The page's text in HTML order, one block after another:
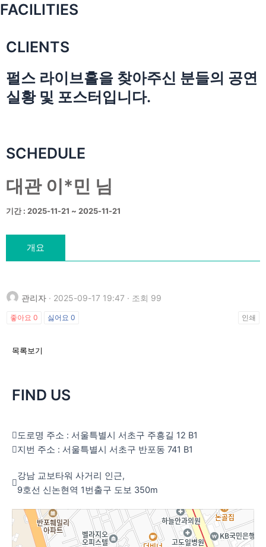
FACILITIES
CLIENTS
펄스 라이브홀을 찾아주신 분들의 공연
실황 및 포스터입니다.
SCHEDULE
대관 이*민 님
기간 : 2025-11-21 ~ 2025-11-21
개요
관리자 · 2025-09-17 19:47 · 조회 99
좋아요 0 싫어요 0 인쇄
목록보기
FIND US
도로명 주소 : 서울특별시 서초구 주흥길 12 B1
지번 주소 : 서울특별시 서초구 반포동 741 B1
강남 교보타워 사거리 인근,
9호선 신논현역 1번출구 도보 350m